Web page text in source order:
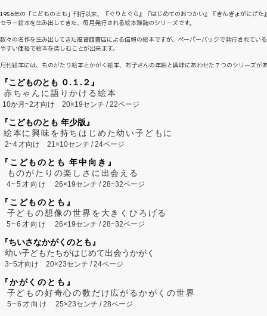
1956年の「こどものとも」刊行以来、『ぐりとぐら』『はじめてのおつかい』『きんぎょがにげた
セラー絵本を生み出してきた、毎月発行される絵本雑誌のシリーズです。
数々の名作を生み出してきた福音館書店による信頼の絵本ですが、ペーパーバックで発行されてい
やすい価格で絵本を楽しむことが出来ます。
月刊絵本には、ものがたり絵本とかがく絵本、お子さんの年齢と興味にあわせた７つのシリーズが
『こどものとも ０.１.２』
赤ちゃんに語りかける絵本
10か月~2才向け 20×19センチ / 22ページ
『こどものとも 年少版』
絵本に興味を持ちはじめた幼い子どもに
2~4 才向け 21×10センチ / 24ページ
『こどものとも 年中向き』
ものがたりの楽しさに出会える
4~5才向け26×19センチ / 28~32ページ
『こどものとも』
子どもの想像の世界を大きくひろげる
5~6才向け26×19センチ / 28~32ページ
『ちいさなかがくのとも』
幼い子どもたちがはじめて出会うかがく
3~5才向け 20×23センチ / 24ページ
『かがくのとも』
子どもの好奇心の数だけ広がるかがくの世界
5~6才向け25×23センチ / 28ページ